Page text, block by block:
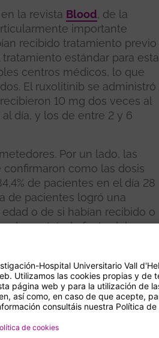
la revista Blood, de la
importante
recibido tratamiento previo
estándar para esta
centros médicos, lo que
El ruxolitinib se administró
10 mg dos veces al
día, y los de entre 2 y 6
Por un lado, las
como las dosis
de pacientes en el día 28
de pacientes logró una
o de si habían recibido o
demostró el efecto del
son: anemia, disminución
disminuido. No se
se habían observado con
es un tratamiento